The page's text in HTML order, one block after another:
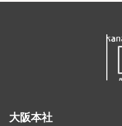
大阪本社